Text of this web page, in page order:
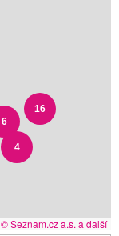
16
6
4
© Seznam.cz a.s. a další